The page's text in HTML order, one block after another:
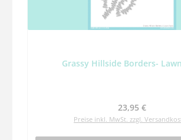
Grassy Hillside Borders-
Regulärer Preis:
23,95 €
Preise inkl. MwSt. zzgl.